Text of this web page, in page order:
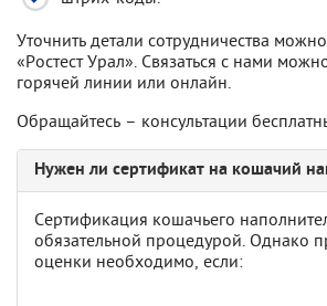
Уточнить детали сотрудничества
«Ростест Урал». Связаться с нами
горячей линии или онлайн.
Обращайтесь – консультации
Нужен ли сертификат на кошачий
Сертификация кошачьего
обязательной процедурой. Однако
оценки необходимо, если: